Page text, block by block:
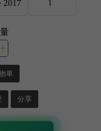
車
分享